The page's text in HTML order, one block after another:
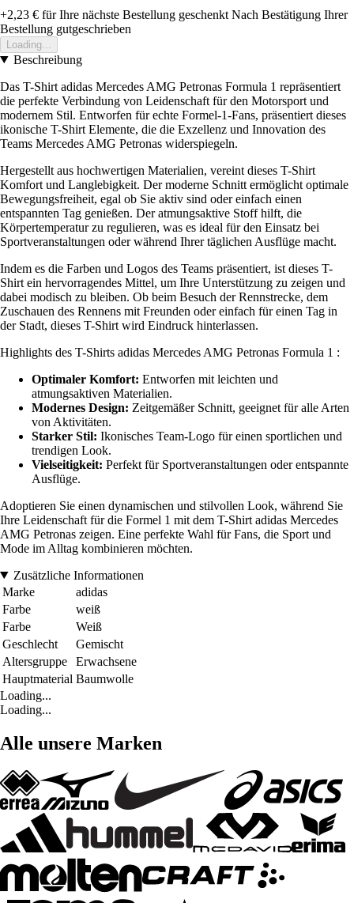
+2,23 € für Ihre nächste Bestellung geschenkt Nach Bestätigung Ihrer
Bestellung gutgeschrieben
Loading...
Beschreibung
Das T-Shirt adidas Mercedes AMG Petronas Formula 1 repräsentiert
die perfekte Verbindung von Leidenschaft für den Motorsport und
modernem Stil. Entworfen für echte Formel-1-Fans, präsentiert dieses
ikonische T-Shirt Elemente, die die Exzellenz und Innovation des
Teams Mercedes AMG Petronas widerspiegeln.
Hergestellt aus hochwertigen Materialien, vereint dieses T-Shirt
Komfort und Langlebigkeit. Der moderne Schnitt ermöglicht optimale
Bewegungsfreiheit, egal ob Sie aktiv sind oder einfach einen
entspannten Tag genießen. Der atmungsaktive Stoff hilft, die
Körpertemperatur zu regulieren, was es ideal für den Einsatz bei
Sportveranstaltungen oder während Ihrer täglichen Ausflüge macht.
Indem es die Farben und Logos des Teams präsentiert, ist dieses T-
Shirt ein hervorragendes Mittel, um Ihre Unterstützung zu zeigen und
dabei modisch zu bleiben. Ob beim Besuch der Rennstrecke, dem
Zuschauen des Rennens mit Freunden oder einfach für einen Tag in
der Stadt, dieses T-Shirt wird Eindruck hinterlassen.
Highlights des T-Shirts adidas Mercedes AMG Petronas Formula 1 :
Optimaler Komfort: Entworfen mit leichten und
atmungsaktiven Materialien.
Modernes Design: Zeitgemäßer Schnitt, geeignet für alle Arten
von Aktivitäten.
Starker Stil: Ikonisches Team-Logo für einen sportlichen und
trendigen Look.
Vielseitigkeit: Perfekt für Sportveranstaltungen oder entspannte
Ausflüge.
Adoptieren Sie einen dynamischen und stilvollen Look, während Sie
Ihre Leidenschaft für die Formel 1 mit dem T-Shirt adidas Mercedes
AMG Petronas zeigen. Eine perfekte Wahl für Fans, die Sport und
Mode im Alltag kombinieren möchten.
Zusätzliche Informationen
Marke
adidas
Farbe
weiß
Farbe
Weiß
Geschlecht
Gemischt
Altersgruppe
Erwachsene
Hauptmaterial Baumwolle
Loading...
Loading...
Alle unsere Marken